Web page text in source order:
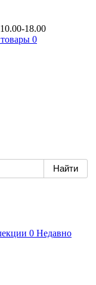
18.00
0
0 Недавно